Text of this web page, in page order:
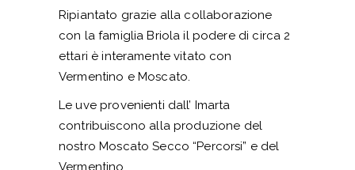
Ripiantato grazie alla collaborazione
con la famiglia Briola il podere di circa 2
ettari è interamente vitato con
Vermentino e Moscato.
Le uve provenienti dall’ Imarta
contribuiscono alla produzione del
nostro Moscato Secco “Percorsi” e del
Vermentino.